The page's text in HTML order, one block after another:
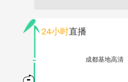
24小时直播
成都基地高清